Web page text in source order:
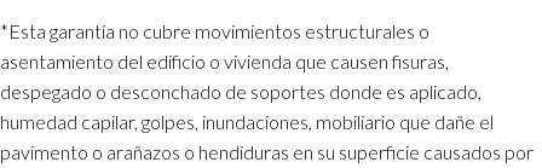
*Esta garantía no cubre movimientos estructurales o
asentamiento del edificio o vivienda que causen fisuras,
despegado o desconchado de soportes donde es aplicado,
humedad capilar, golpes, inundaciones, mobiliario que dañe el
pavimento o arañazos o hendiduras en su superficie causados por